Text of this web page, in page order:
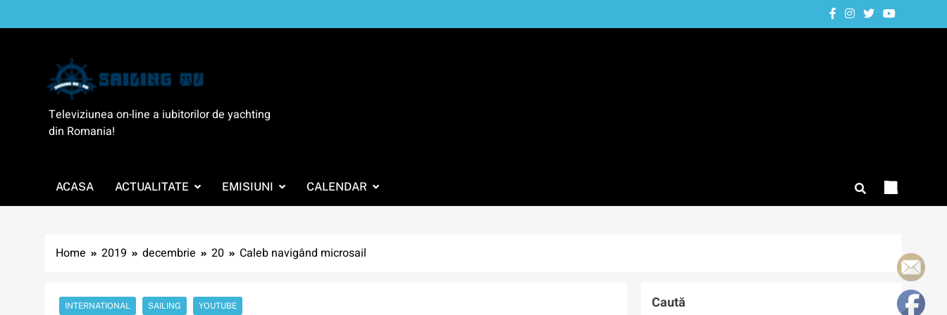
to
SailingTV
Televiziunea on-line a iubitorilor de yachting
din Romania!
ACASA ACTUALITATE EMISIUNI CALENDAR
Home 2019 decembrie 20 Caleb navigând microsail
INTERNATIONAL SAILING YOUTUBE Caută